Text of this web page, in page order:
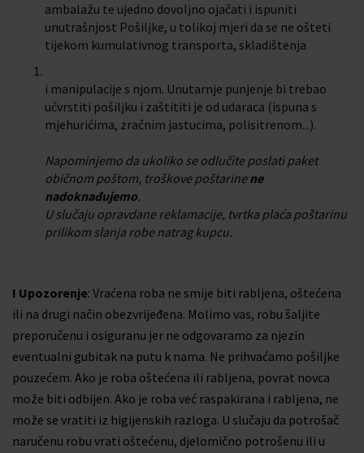
ambalažu te ujedno dovoljno ojačati i ispuniti
unutrašnjost Pošiljke, u tolikoj mjeri da se ne ošteti
tijekom kumulativnog transporta, skladištenja
i manipulacije s njom. Unutarnje punjenje bi trebao
učvrstiti pošiljku i zaštititi je od udaraca (ispuna s
mjehurićima, zračnim jastucima, polisitrenom...).
Napominjemo da ukoliko se odlučite poslati paket
običnom poštom, troškove poštarinene
nadoknađujemo.
U slučaju opravdane reklamacije, tvrtka plaća poštarinu
prilikom slanja robe natrag kupcu.
! Upozorenje: Vraćena roba ne smije biti rabljena, oštećena
ili na drugi način obezvrijeđena. Molimo vas, robu šaljite
preporučenu i osiguranu jer ne odgovaramo za njezin
eventualni gubitak na putu k nama. Ne prihvaćamo pošiljke
pouzećem. Ako je roba oštećena ili rabljena, povrat novca
može biti odbijen. Ako je roba već raspakirana i rabljena, ne
može se vratiti iz higijenskih razloga. U slučaju da potrošač
naručenu robu vrati oštećenu, djelomično potrošenu ili u